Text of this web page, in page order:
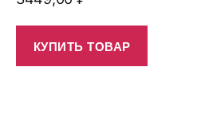
КУПИТЬ ТОВАР